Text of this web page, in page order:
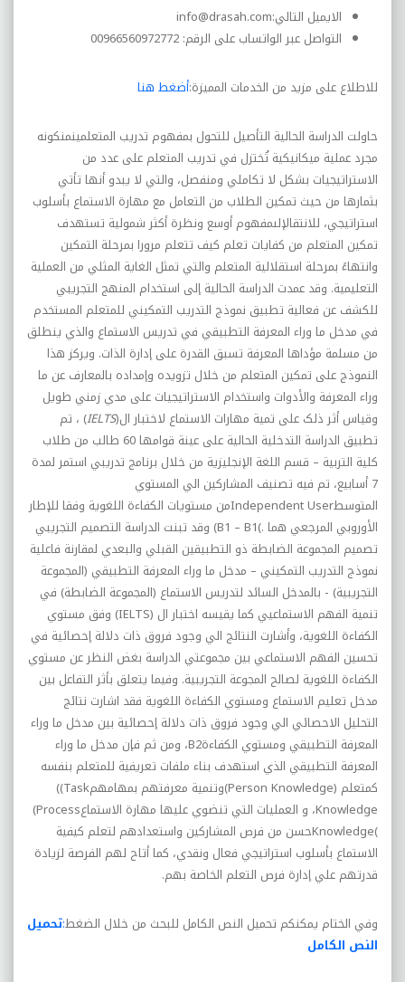
الايميل التالي:info@drasah.com
التواصل عبر الواتساب على الرقم: 00966560972772
للاطلاع على مزيد من الخدمات المميزة:أضغط هنا
حاولت الدراسة الحالية التأصيل للتحول بمفهوم تدريب المتعلمينمنکونه
مجرد عملية ميکانيکية تُختزل في تدريب المتعلم على عدد من
الاستراتيجيات بشکل لا تکاملي ومنفصل، والتي لا يبدو أنها تأتي
بثمارها من حيث تمکين الطلاب من التعامل مع مهارة الاستماع بأسلوب
استراتيجي، للانتقالإلىمفهوم أوسع ونظرة أکثر شمولية تستهدف
تمکين المتعلم من کفايات تعلم کيف تتعلم مرورا بمرحلة التمکين
وانتهاءً بمرحلة استقلالية المتعلم والتي تمثل الغاية المثلي من العملية
التعليمية. وقد عمدت الدراسة الحالية إلى استخدام المنهج التجريبي
للکشف عن فعالية تطبيق نموذج التدريب التمکيني للمتعلم المستخدم
في مدخل ما وراء المعرفة التطبيقي في تدريس الاستماع والذي ينطلق
من مسلمة مؤداها المعرفة تسبق القدرة على إدارة الذات. ويرکز هذا
النموذج على تمکين المتعلم من خلال تزويده وإمداده بالمعارف عن ما
وراء المعرفة والأدوات واستخدام الاستراتيجيات على مدي زمني طويل
وقياس أثر ذلک على تمية مهارات الاستماع لاختبار ال
(IELTS)
، تم
تطبيق الدراسة التدخلية الحالية على عينة قوامها 60 طالب من طلاب
کلية التربية – قسم اللغة الإنجليزية من خلال برنامج تدريبي استمر لمدة
7 أسابيع، تم فيه تصنيف المشارکين الي المستوي
المتوسطIndependent Userمن مستويات الکفاءة اللغوية وفقا للإطار
الأوروبي المرجعي هما (B1 – B1(. وقد تبنت الدراسة التصميم التجريبي
تصميم المجموعة الضابطة ذو التطبيقين القبلي والبعدي لمقارنة فاعلية
نموذج التدريب التمکيني – مدخل ما وراء المعرفة التطبيقي (المجموعة
التجريبية) - بالمدخل السائد لتدريس الاستماع (المجموعة الضابطة) في
تنمية الفهم الاستماعيي کما يقيسه اختبار ال (IELTS) وفق مستوي
الکفاءة اللغوية، وأشارت النتائج الي وجود فروق ذات دلالة إحصائية في
تحسين الفهم الاستماعي بين مجموعتي الدراسة بغض النظر عن مستوي
الکفاءة اللغوية لصالح المجوعة التجريبية. وفيما يتعلق بأثر التفاعل بين
مدخل تعليم الاستماع ومستوي الکفاءة اللغوية فقد اشارت نتائج
التحليل الاحصائي الي وجود فروق ذات دلالة إحصائية بين مدخل ما وراء
المعرفة التطبيقي ومستوي الکفاءةB2، ومن ثم فإن مدخل ما وراء
المعرفة التطبيقي الذي استهدف بناء ملفات تعريفية للمتعلم بنفسه
کمتعلم (Person Knowledge)وتنمية معرفتهم بمهامهم((Task
Knowledge، و العمليات التي تنضوي عليها مهارة الاستماع(Process
Knowledge(حسن من فرص المشارکين واستعدادهم لتعلم کيفية
الاستماع بأسلوب استراتيجي فعال ونقدي، کما أتاح لهم الفرصة لزيادة
قدرتهم علي إدارة فرص التعلم الخاصة بهم.
وفي الختام يمكنكم تحميل النص الكامل للبحث من خلال الضغط:تحميل
النص الكامل